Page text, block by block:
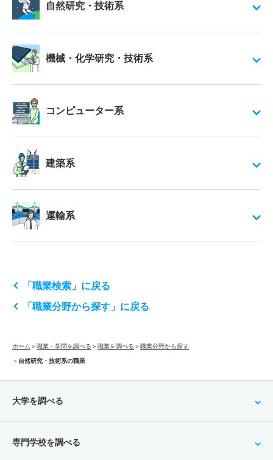
自然研究・技術系
機械・化学研究・技術系
コンピューター系
建築系
運輸系
「職業検索」に戻る
「職業分野から探す」に戻る
ホーム ＞職業・学問を調べる ＞職業を調べる ＞職業分野から探す
＞ 自然研究・技術系の職業
大学を調べる
専門学校を調べる